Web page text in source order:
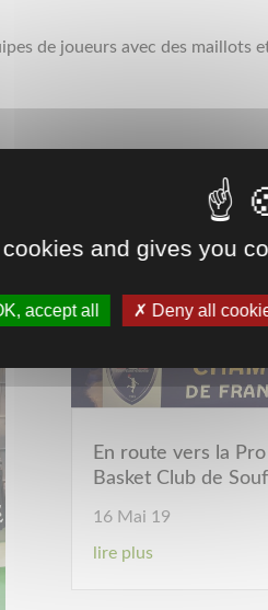
de joueurs avec des maillots
En route vers la
Basket Club de
16 Mai 19
lire plus
and gives you
accept all Deny all